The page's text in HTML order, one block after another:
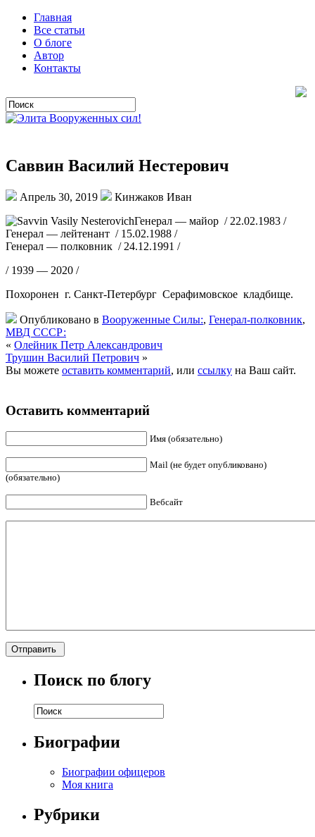
Главная
Все статьи
О блоге
Автор
Контакты
Саввин Василий Нестерович
Апрель 30, 2019
Кинжаков Иван
Генерал — майор / 22.02.1983 /
Генерал — лейтенант / 15.02.1988 /
Генерал — полковник / 24.12.1991 /
/ 1939 — 2020 /
Похоронен г. Санкт-Петербург Серафимовское кладбище.
Опубликовано в Вооруженные Силы:, Генерал-полковник,
МВД СССР:
« Олейник Петр Александрович
Трушин Василий Петрович »
Вы можете оставить комментарий, или ссылку на Ваш сайт.
Оставить комментарий
Имя (обязательно)
Mail (не будет опубликовано)
(обязательно)
Вебсайт
Поиск по блогу
Биографии
Биографии офицеров
Моя книга
Рубрики